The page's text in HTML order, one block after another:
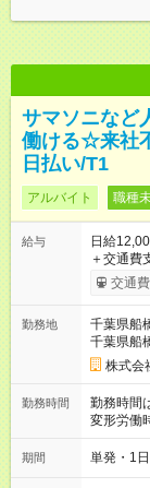
サマソニなど
働ける☆来社
日払い/T1
アルバイト 職種
給与
日給
＋交通費支給 ★交通費一部支給 ┗1日500円を
給！ ※往復
（規定
なし
交通
勤務地
千葉県船
千葉県船
株式会
勤務時間
勤務時間
変形労働時間
～22：00
期間 単発・1